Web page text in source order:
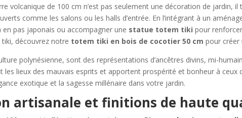
volcanique de 100 cm n’est pas seulement une décoration de jardin,
comme les salons ou les halls d’entrée. En l’intégrant à un
en pas japonais ou accompagner une statue totem tiki pour
découvrez notre totem tiki en bois de cocotier 50 cm pour créer
polynésienne, sont des représentations d’ancêtres divins, mi-
les lieux des mauvais esprits et apportent prospérité et bonheur à
exotique et la sagesse millénaire dans votre jardin.
artisanale et finitions de haute